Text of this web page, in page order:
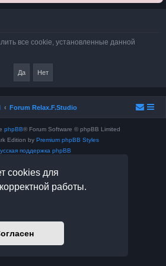
cookies для
работы.
все cookie, установленные данной
Forum Relax.F.Studio
phpBB® Forum Software © phpBB Limited
Edition by Premium phpBB Styles
поддержка phpBB